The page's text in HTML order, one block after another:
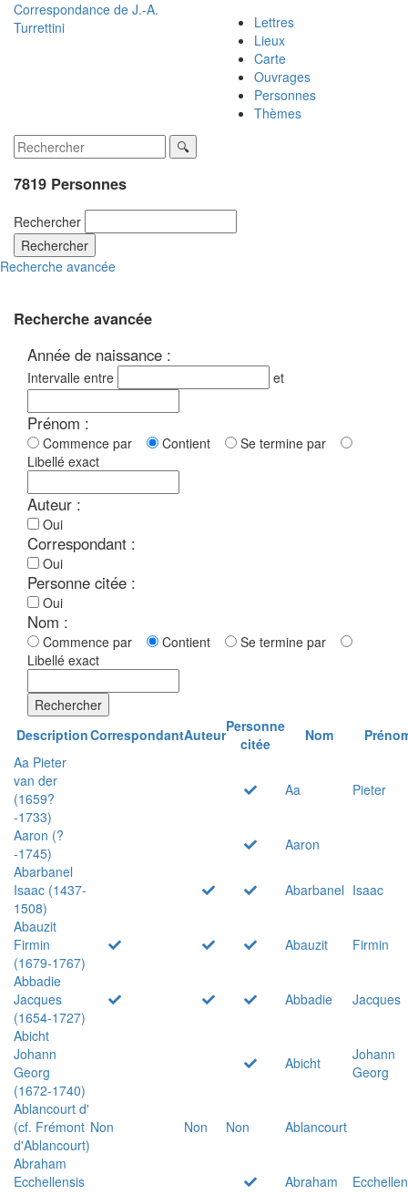
Correspondance de J.-A.
Turrettini
Lettres
Lieux
Carte
Ouvrages
Personnes
Thèmes
7819 Personnes
Rechercher
Rechercher
Recherche avancée
Recherche avancée
Année de naissance :
Intervalle entre et
Prénom :
Commence par Contient
Se termine par
Libellé exact
Auteur :
Oui
Correspondant :
Oui
Personne citée :
Oui
Nom :
Commence par Contient
Se termine par
Libellé exact
Rechercher
DescriptionCorrespondantAuteurPersonne
citée
Nom
Aa Pieter
van der
(1659?
-1733)
Aa Pieter
Aaron (?
-1745)
Aaron
Abarbanel
Isaac (1437-
1508)
Abarbanel Isaac
Abauzit
Firmin
(1679-1767)
Abauzit
Firmin
Abbadie
Jacques
(1654-1727)
Abbadie
Jacques
Abicht
Johann
Georg
(1672-1740)
Abicht
Johann
Georg
Ablancourt d'
(cf. Frémont
d'Ablancourt)
Non Non Non
Ablancourt
Abraham
Ecchellensis
Abraham